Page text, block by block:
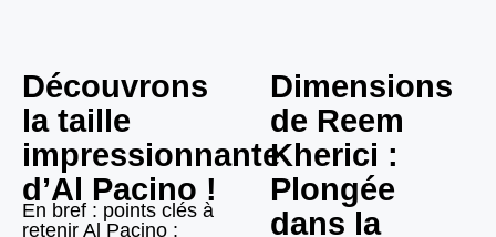
Découvrons
la taille
impressionnante
d’Al Pacino !
En bref : points clés à
retenir Al Pacino :
Dimensions
de Reem
Kherici :
Plongée
dans la